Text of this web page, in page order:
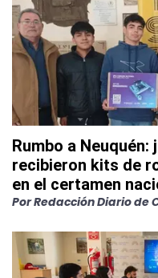
Rumbo a
recibieron kits de
en el certamen
PorRedacción Diario de